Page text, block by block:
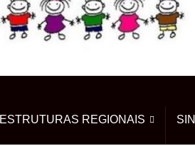
ESTRUTURAS REGIONAIS